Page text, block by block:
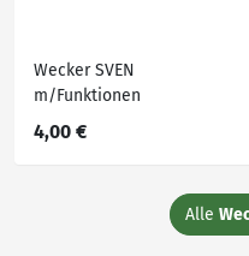
Wecker SVEN
m/Funktionen
4,00 €
Alle